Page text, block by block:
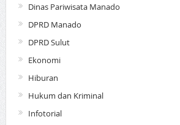
Dinas Pariwisata Manado
DPRD Manado
DPRD Sulut
Ekonomi
Hiburan
Hukum dan Kriminal
Infotorial